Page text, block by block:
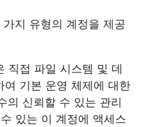
지 유형의 계정을 제공
직접 파일 시스템 및 데
여 기본 운영 체제에 대한
의 신뢰할 수 있는 관리
있는 이 계정에 액세스